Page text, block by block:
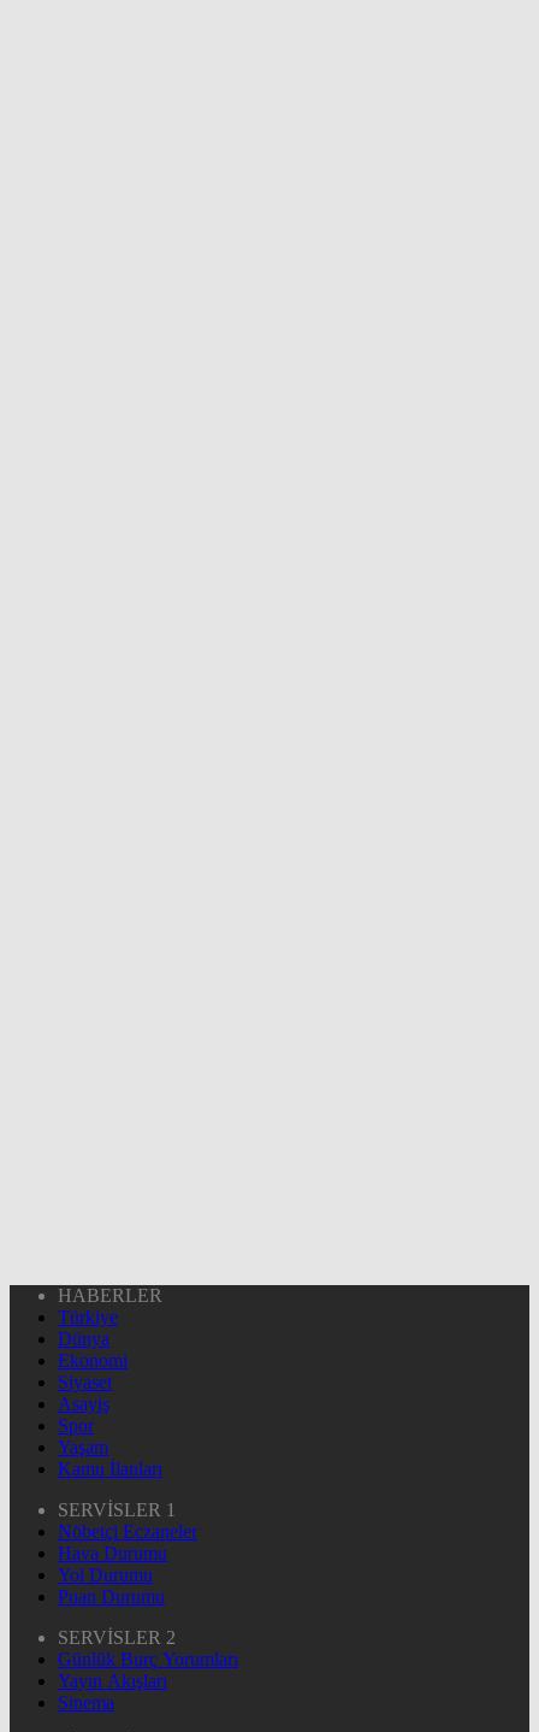
HABERLER
Türkiye
Dünya
Ekonomi
Siyaset
Asayiş
Spor
Yaşam
Kamu İlanları
SERVİSLER 1
Nöbetçi Eczaneler
Hava Durumu
Yol Durumu
Puan Durumu
SERVİSLER 2
Günlük Burç Yorumları
Yayın Akışları
Sinema